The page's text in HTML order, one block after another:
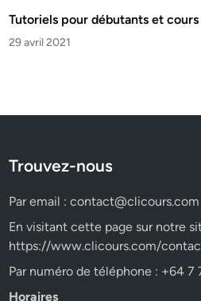
Tutoriels pour débutants et
29 avril 2021
Trouvez-nous
Par email :contact@clicours.com
En visitant cette page sur notre
https://www.clicours.com/
Par numéro de téléphone : +64 7
Horaires